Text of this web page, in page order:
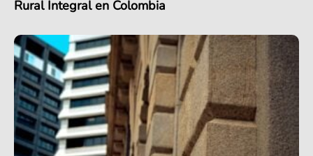
Rural Integral en Colombia